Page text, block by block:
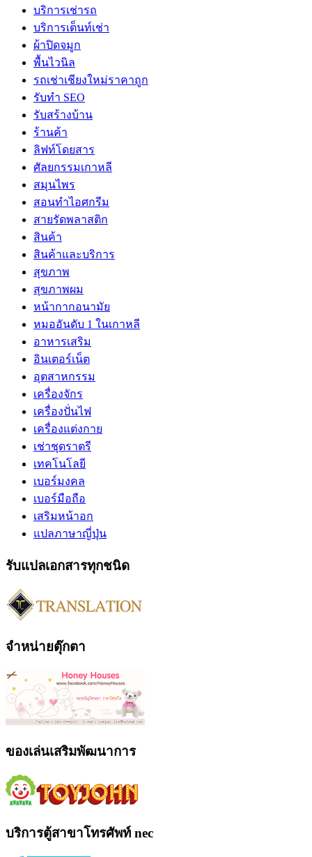
บริการเช่ารถ
บริการเต็นท์เช่า
ผ้าปิดจมูก
พื้นไวนิล
รถเช่าเชียงใหม่ราคาถูก
รับทำ SEO
รับสร้างบ้าน
ร้านค้า
ลิฟท์โดยสาร
ศัลยกรรมเกาหลี
สมุนไพร
สอนทำไอศกรีม
สายรัดพลาสติก
สินค้า
สินค้าและบริการ
สุขภาพ
สุขภาพผม
หน้ากากอนามัย
หมออันดับ 1 ในเกาหลี
อาหารเสริม
อินเตอร์เน็ต
อุตสาหกรรม
เครื่องจักร
เครื่องปั่นไฟ
เครื่องแต่งกาย
เช่าชุดราตรี
เทคโนโลยี
เบอร์มงคล
เบอร์มือถือ
เสริมหน้าอก
แปลภาษาญี่ปุ่น
รับแปลเอกสารทุกชนิด
จำหน่ายตุ๊กตา
ของเล่นเสริมพัฒนาการ
บริการตู้สาขาโทรศัพท์ nec